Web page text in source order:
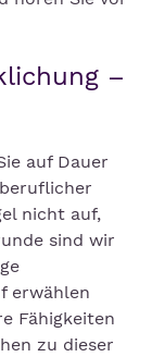
–
auf Dauer
nicht auf,
sind wir
erwählen
Fähigkeiten
zu dieser